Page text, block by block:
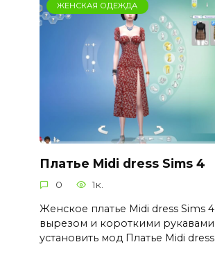
ЖЕНСКАЯ ОДЕЖДА
Платье Midi dress Sims 4
0 1к.
Женское платье Midi dress Sims
вырезом и короткими
установить мод Платье Midi